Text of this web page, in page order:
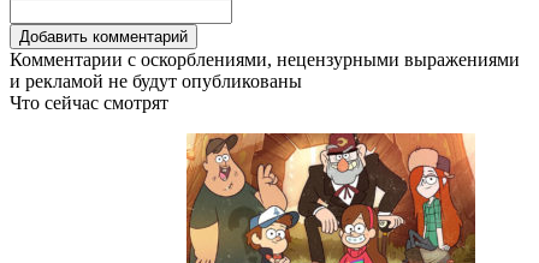
Комментарии с оскорблениями, нецензурными выражениями
и рекламой не будут опубликованы
Что сейчас смотрят